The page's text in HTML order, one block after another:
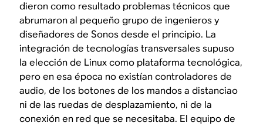
dieron como resultado problemas técnicos que
abrumaron al pequeño grupo de ingenieros y
diseñadores de Sonos desde el principio. La
integración de tecnologías transversales supuso
la elección de Linux como plataforma tecnológica,
pero en esa época no existían controladores de
audio, de los botones de los mandos a distanciao
ni de las ruedas de desplazamiento, ni de la
conexión en red que se necesitaba. El equipo de